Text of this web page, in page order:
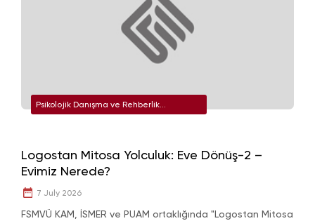
Psikolojik Danışma ve Rehberlik
Logostan Mitosa Yolculuk: Eve Dönüş-2 –
Evimiz Nerede?
7 July 2026
FSMVÜ KAM, İSMER ve PUAM ortaklığında "Logostan Mitosa